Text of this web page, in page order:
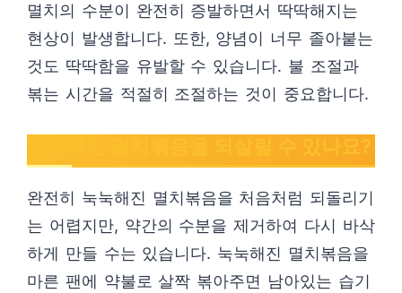
멸치의 수분이 완전히 증발하면서 딱딱해지는
현상이 발생합니다. 또한, 양념이 너무 졸아붙는
것도 딱딱함을 유발할 수 있습니다. 불 조절과
볶는 시간을 적절히 조절하는 것이 중요합니다.
완전히 눅눅해진 멸치볶음을 처음처럼 되돌리기
는 어렵지만, 약간의 수분을 제거하여 다시 바삭
하게 만들 수는 있습니다. 눅눅해진 멸치볶음을
마른 팬에 약불로 살짝 볶아주면 남아있는 습기